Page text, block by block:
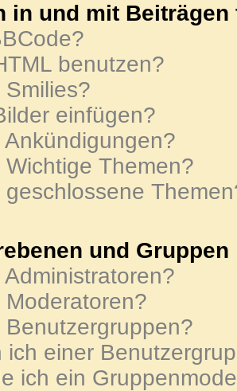
in und mit Beiträgen
benutzen?
einfügen?
Ankündigungen?
Wichtige Themen?
geschlossene
und Gruppen
Moderatoren?
Benutzergruppen?
ich einer
ich ein